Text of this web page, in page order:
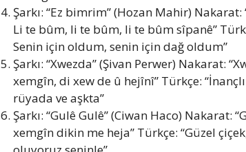
Şarkı: “Ez bimrim” (Hozan Mahir)
Li te bûm, li te bûm, li te bûm sîpanê”
Senin için oldum, senin için dağ oldum”
Şarkı: “Xwezda” (Şivan Perwer) Nakarat:
xemgîn, di xew de û hejînî” Türkçe:
rüyada ve aşkta”
Şarkı: “Gulê Gulê” (Ciwan Haco) Nakarat:
xemgîn dikin me heja” Türkçe: “Güzel